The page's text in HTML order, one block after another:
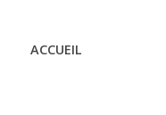
ACCUEIL